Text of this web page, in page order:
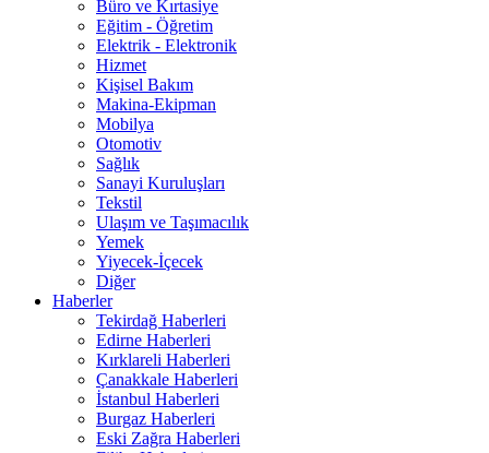
Büro ve Kırtasiye
Eğitim - Öğretim
Elektrik - Elektronik
Hizmet
Kişisel Bakım
Makina-Ekipman
Mobilya
Otomotiv
Sağlık
Sanayi Kuruluşları
Tekstil
Ulaşım ve Taşımacılık
Yemek
Yiyecek-İçecek
Diğer
Haberler
Tekirdağ Haberleri
Edirne Haberleri
Kırklareli Haberleri
Çanakkale Haberleri
İstanbul Haberleri
Burgaz Haberleri
Eski Zağra Haberleri